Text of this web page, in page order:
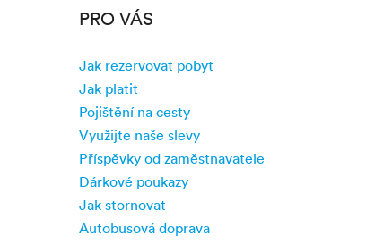
PRO VÁS
Jak rezervovat pobyt
Jak platit
Pojištění na cesty
Využijte naše slevy
Příspěvky od zaměstnavatele
Dárkové poukazy
Jak stornovat
Autobusová doprava